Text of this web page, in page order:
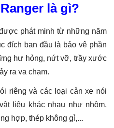
là gì?
phát minh từ những năm
đích ban đầu là bảo vệ phần
hư hỏng, nứt vỡ, trầy xước
ra va chạm.
riêng và các loại cản xe nói
liệu khác nhau như nhôm,
hợp, thép không gỉ,...